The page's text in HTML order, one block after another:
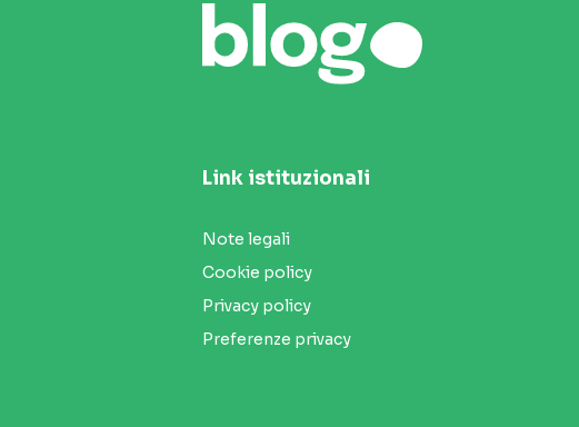
Link istituzionali
Note legali
Cookie policy
Privacy policy
Preferenze privacy